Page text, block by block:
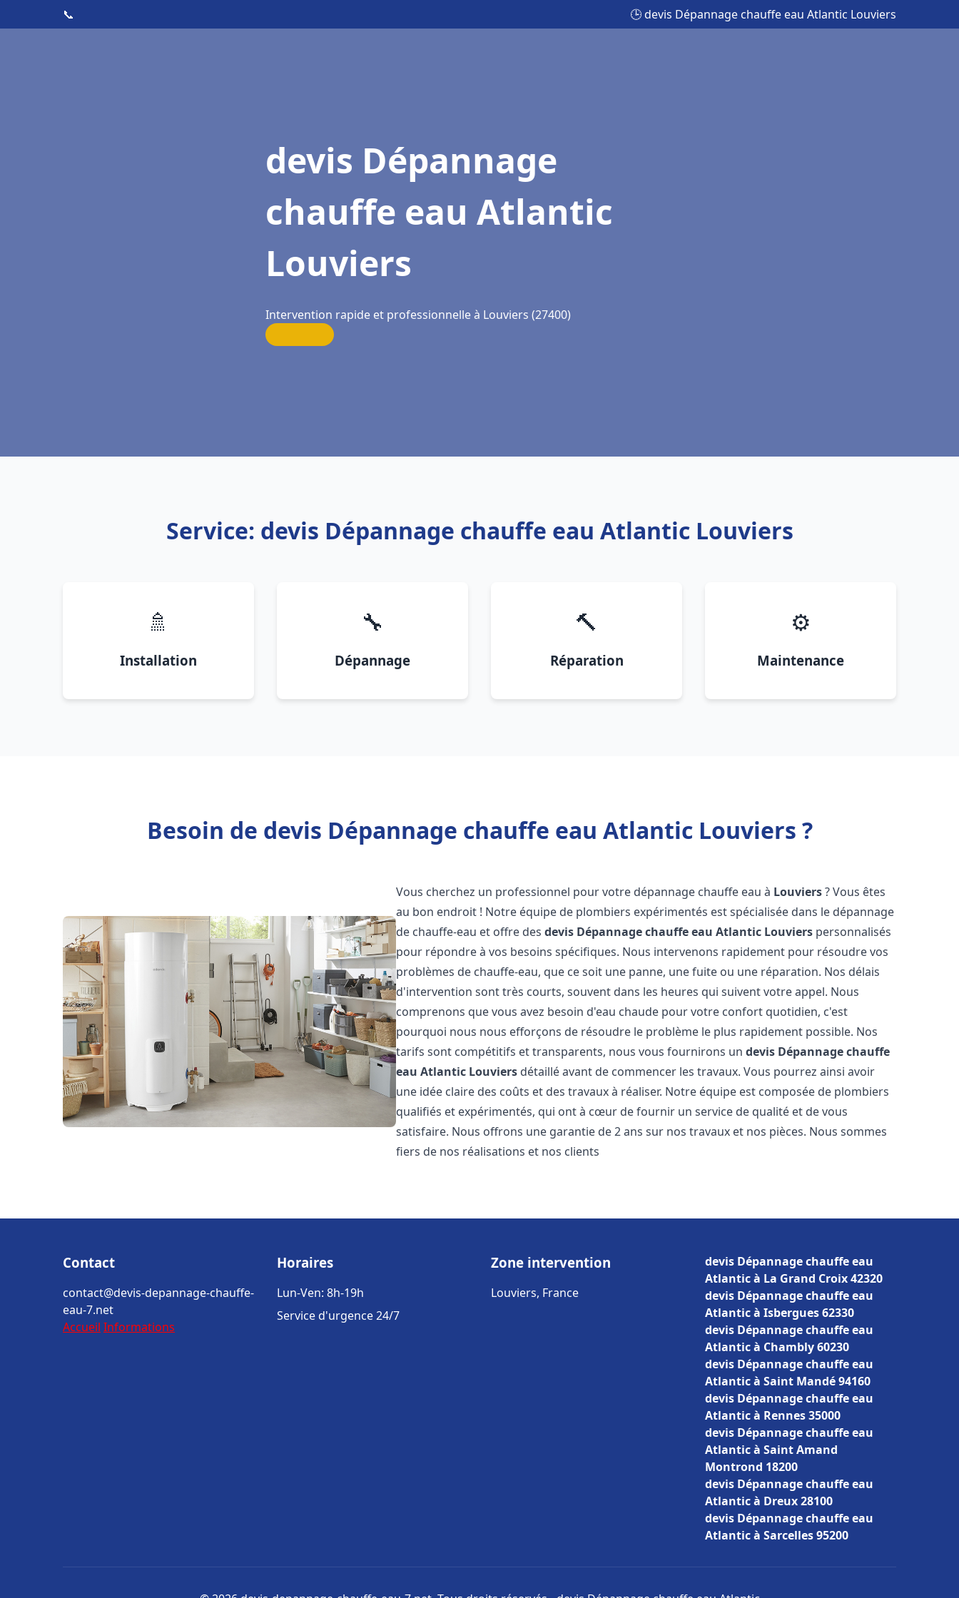
📞 🕒 devis Dépannage chauffe eau Atlantic Louviers
devis Dépannage
chauffe eau Atlantic
Louviers
Intervention rapide et professionnelle à Louviers (27400)
Service: devis Dépannage chauffe eau Atlantic Louviers
🚿
Installation
🔧
Dépannage
🔨
Réparation
⚙️
Maintenance
Besoin de devis Dépannage chauffe eau Atlantic Louviers ?
Vous cherchez un professionnel pour votre dépannage chauffe eau à Louviers? Vous êtes
au bon endroit ! Notre équipe de plombiers expérimentés est spécialisée dans le dépannage
de chauffe-eau et offre desdevis Dépannage chauffe eau Atlantic Louviers personnalisés
pour répondre à vos besoins spécifiques. Nous intervenons rapidement pour résoudre vos
problèmes de chauffe-eau, que ce soit une panne, une fuite ou une réparation. Nos délais
d'intervention sont très courts, souvent dans les heures qui suivent votre appel. Nous
comprenons que vous avez besoin d'eau chaude pour votre confort quotidien, c'est
pourquoi nous nous efforçons de résoudre le problème le plus rapidement possible. Nos
tarifs sont compétitifs et transparents, nous vous fournirons undevis Dépannage chauffe
eau Atlantic Louviers détaillé avant de commencer les travaux. Vous pourrez ainsi avoir
une idée claire des coûts et des travaux à réaliser. Notre équipe est composée de plombiers
qualifiés et expérimentés, qui ont à cœur de fournir un service de qualité et de vous
satisfaire. Nous offrons une garantie de 2 ans sur nos travaux et nos pièces. Nous sommes
fiers de nos réalisations et nos clients
Contact
contact@devis-depannage-chauffe-
eau-7.net
Accueil Informations
Horaires
Lun-Ven: 8h-19h
Service d'urgence 24/7
Zone intervention
Louviers, France
devis Dépannage chauffe eau
Atlantic à La Grand Croix 42320
devis Dépannage chauffe eau
Atlantic à Isbergues 62330
devis Dépannage chauffe eau
Atlantic à Chambly 60230
devis Dépannage chauffe eau
Atlantic à Saint Mandé 94160
devis Dépannage chauffe eau
Atlantic à Rennes 35000
devis Dépannage chauffe eau
Atlantic à Saint Amand
Montrond 18200
devis Dépannage chauffe eau
Atlantic à Dreux 28100
devis Dépannage chauffe eau
Atlantic à Sarcelles 95200